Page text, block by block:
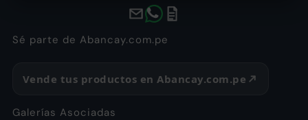
Sé parte de Abancay.com.pe
Vende tus productos en Abancay.com.pe
Galerías Asociadas